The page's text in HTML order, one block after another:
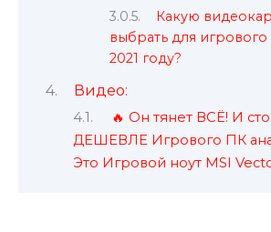
Какую
выбрать для игрового
2021 году?
Видео:
🔥 Он тянет ВСЁ! И
ДЕШЕВЛЕ Игрового ПК
Это Игровой ноут MSI